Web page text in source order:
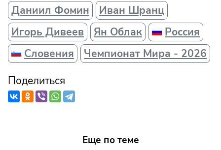
Даниил Фомин
Иван Шранц
Игорь Дивеев
Ян Облак
Россия
Словения
Чемпионат Мира - 2026
Поделиться
Еще по теме